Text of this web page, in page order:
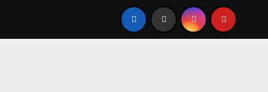
A LA ARGENTINA EL MINISTRO, LA POESÍA Y LOS